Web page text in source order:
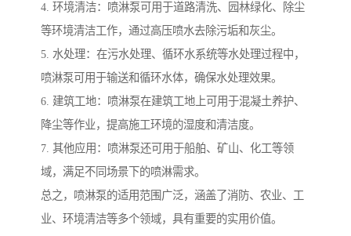
4. 环境清洁：喷淋泵可用于道路清洗、园林绿化、除尘
等环境清洁工作，通过高压喷水去除污垢和灰尘。
5. 水处理：在污水处理、循环水系统等水处理过程中，
喷淋泵可用于输送和循环水体，确保水处理效果。
6. 建筑工地：喷淋泵在建筑工地上可用于混凝土养护、
降尘等作业，提高施工环境的湿度和清洁度。
7. 其他应用：喷淋泵还可用于船舶、矿山、化工等领
域，满足不同场景下的喷淋需求。
总之，喷淋泵的适用范围广泛，涵盖了消防、农业、工
业、环境清洁等多个领域，具有重要的实用价值。